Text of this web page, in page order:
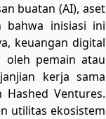
buatan (AI), aset
bahwa inisiasi ini
keuangan digital
oleh pemain atau
kerja sama
Ventures.
utilitas ekosistem